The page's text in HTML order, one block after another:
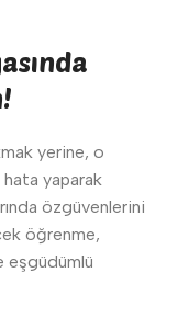
yerine, o
yaparak
özgüvenlerini
öğrenme,
eşgüdümlü